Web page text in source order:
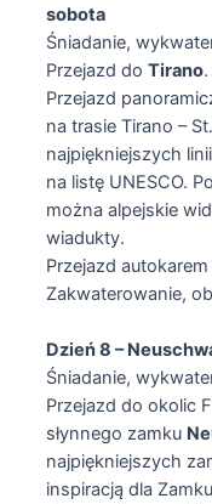
sobota
Śniadanie,
Przejazd do Tirano.
Przejazd
na trasie Tirano –
najpiękniejszych
na listę UNESCO.
można alpejskie
wiadukty.
Przejazd
Zakwaterowanie,
Dzień 8 –
Śniadanie,
Przejazd do okolic
słynnego zamku
najpiękniejszych
inspiracją dla